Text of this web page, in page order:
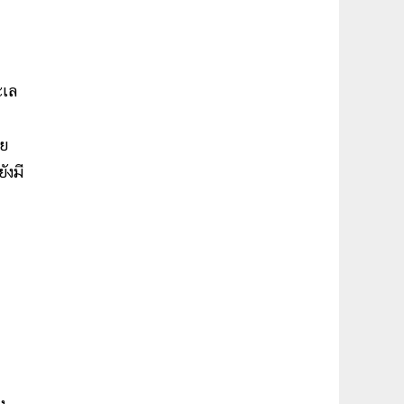
ล
งมี